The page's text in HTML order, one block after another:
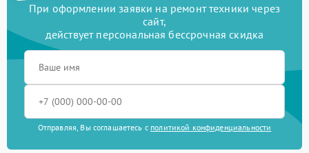
При оформлении заявки на ремонт техники через
сайт,
действует персональная бессрочная скидка
Отправляя, Вы соглашаетесь с политикой конфиденциальности